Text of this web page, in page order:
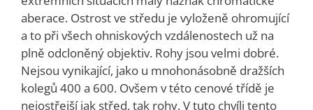
aberace. Ostrost ve středu je vyloženě ohromující
a to při všech ohniskových vzdálenostech už na
plně odcloněný objektiv. Rohy jsou velmi dobré.
Nejsou vynikající, jako u mnohonásobně dražších
kolegů 400 a 600. Ovšem v této cenové třídě je
nejostřejší jak střed, tak rohy. V tuto chvíli tento